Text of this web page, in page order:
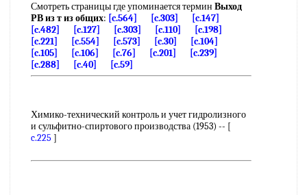
Смотреть страницы где упоминается термин Выход
РВ из т из общих: [c.564] [c.303]
[c.147]
[c.482]
[c.127] [c.303] [c.110]
[c.198]
[c.221]
[c.554] [c.573] [c.30]
[c.104]
[c.105]
[c.106] [c.76] [c.201]
[c.239]
[c.288]
[c.40] [c.59]
Химико-технический контроль и учет гидролизного
и сульфитно-спиртового производства (1953) -- [
c.225 ]